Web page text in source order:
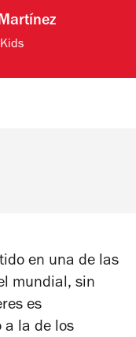
en una de las
mundial, sin
es
a la de los